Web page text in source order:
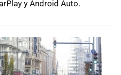
y Android Auto.